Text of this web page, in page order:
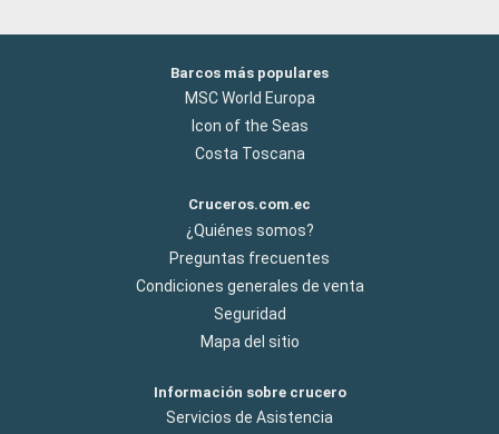
Barcos más populares
MSC World Europa
Icon of the Seas
Costa Toscana
Cruceros.com.ec
¿Quiénes somos?
Preguntas frecuentes
Condiciones generales de venta
Seguridad
Mapa del sitio
Información sobre crucero
Servicios de Asistencia